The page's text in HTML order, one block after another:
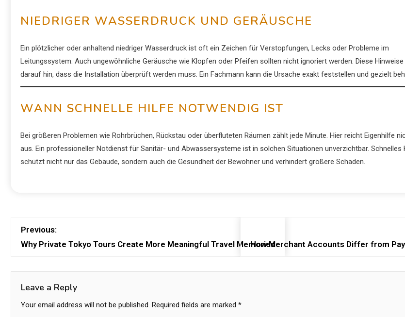
NIEDRIGER WASSERDRUCK UND GERÄUSCHE
Ein plötzlicher oder anhaltend niedriger Wasserdruck ist oft ein Zeichen für Verstopfungen, Lecks oder Probleme im
Leitungssystem. Auch ungewöhnliche Geräusche wie Klopfen oder Pfeifen sollten nicht ignoriert werden. Diese Hinweise
darauf hin, dass die Installation überprüft werden muss. Ein Fachmann kann die Ursache exakt feststellen und gezielt
WANN SCHNELLE HILFE NOTWENDIG IST
Bei größeren Problemen wie Rohrbrüchen, Rückstau oder überfluteten Räumen zählt jede Minute. Hier reicht Eigenhilfe
aus. Ein professioneller Notdienst für Sanitär- und Abwassersysteme ist in solchen Situationen unverzichtbar. Schnelles
schützt nicht nur das Gebäude, sondern auch die Gesundheit der Bewohner und verhindert größere Schäden.
Previous:
Why Private Tokyo Tours Create More Meaningful Travel MemoriesHow Merchant Accounts Differ from
Leave a Reply
Your email address will not be published. Required fields are marked *